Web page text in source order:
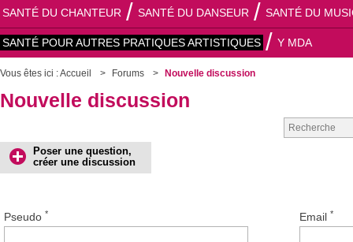
SANTÉ DU CHANTEUR SANTÉ DU DANSEUR SANTÉ DU
SANTÉ POUR AUTRES PRATIQUES ARTISTIQUES Y MDA
Vous êtes ici :Accueil Forums Nouvelle discussion
Nouvelle discussion
Poser une question,
créer une discussion
Pseudo * Email *